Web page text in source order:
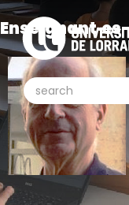
Aller
au
contenu
principal
Search
search